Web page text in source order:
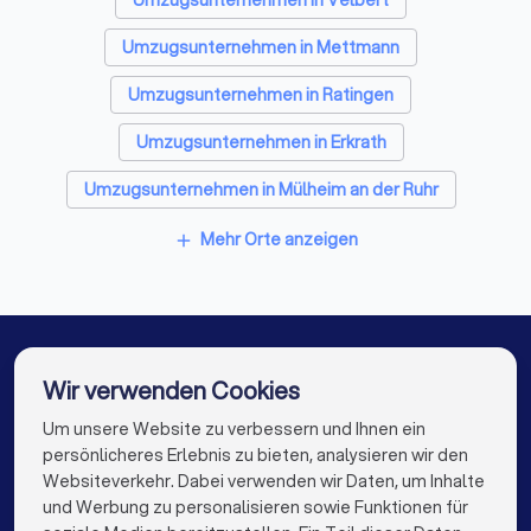
Entrümpelungsfirmen in Heiligenhaus
Sanitärinstallateure in Heiligenhaus
Fliesenleger in Heiligenhaus
Fensterbauer in Heiligenhaus
Bodenleger in Heiligenhaus
Umzugsunternehmen in Mettmann
Umzugsunternehmen in Ratingen
Umzugsunternehmen in Erkrath
Umzugsunternehmen in Mülheim an der Ruhr
Umzugsunternehmen in Essen
Umzugsunternehmen in Düsseldorf
Umzugsunternehmen in Hilden
Umzugsunternehmen in Berlin
Umzugsunternehmen in Hamburg
add Mehr Orte anzeigen
Die besten Umzugsunternehmen für Sie
info@trustlocal.de
Wir verwenden Cookies
Um unsere Website zu verbessern und Ihnen ein
persönlicheres Erlebnis zu bieten, analysieren wir den
Websiteverkehr. Dabei verwenden wir Daten, um Inhalte
und Werbung zu personalisieren sowie Funktionen für